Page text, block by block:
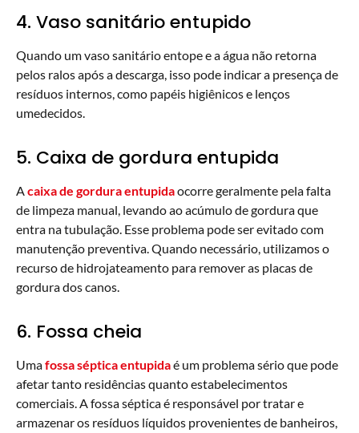
4. Vaso sanitário entupido
Quando um vaso sanitário entope e a água não retorna
pelos ralos após a descarga, isso pode indicar a presença de
resíduos internos, como papéis higiênicos e lenços
umedecidos.
5. Caixa de gordura entupida
A caixa de gordura entupidaocorre geralmente pela falta
de limpeza manual, levando ao acúmulo de gordura que
entra na tubulação. Esse problema pode ser evitado com
manutenção preventiva. Quando necessário, utilizamos o
recurso de hidrojateamento para remover as placas de
gordura dos canos.
6. Fossa cheia
Umafossa séptica entupidaé um problema sério que pode
afetar tanto residências quanto estabelecimentos
comerciais. A fossa séptica é responsável por tratar e
armazenar os resíduos líquidos provenientes de banheiros,